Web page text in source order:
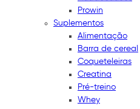
Prowin
Suplementos
Alimentação
Barra de cereal
Coqueteleiras
Creatina
Pré-treino
Whey